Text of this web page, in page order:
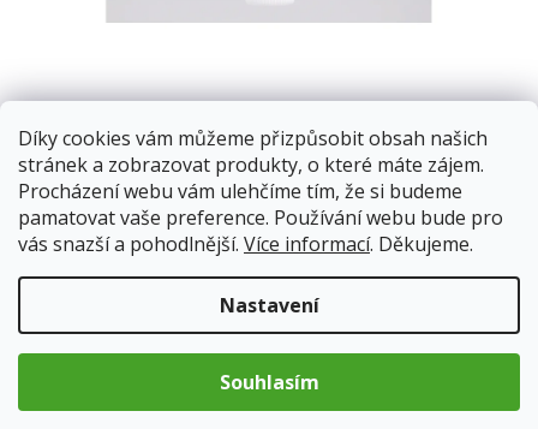
Díky cookies vám můžeme přizpůsobit obsah našich
stránek a zobrazovat produkty, o které máte zájem.
Procházení webu vám ulehčíme tím, že si budeme
pamatovat vaše preference. Používání webu bude pro
vás snazší a pohodlnější. Více informací. Děkujeme.
Nastavení
Souhlasím
Skladem 13.8.2026
čeledi hluchavkovitých. Je původem z Indie a z dalších
vlhkých tropických regionů Asie. Bazalka má poměrně velké
bílé květy. Bazalkové esence jsou velmi jemné a těkavé látky.
Doprava od 59Kč
79 Kč
Měrná
Přidat do košíku